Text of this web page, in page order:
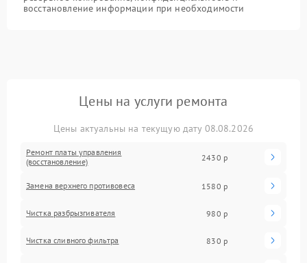
восстановление информации при необходимости
Цены на услуги ремонта
Цены актуальны на текущую дату 08.08.2026
Ремонт платы управления
(восстановление)
2430 р
Замена верхнего противовеса 1580 р
Чистка разбрызгивателя 980 р
Чистка сливного фильтра 830 р